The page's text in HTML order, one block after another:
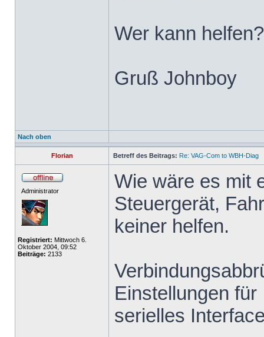
Wer kann helfen?
Gruß Johnboy
Nach oben
Florian Betreff des Beitrags: Re: VAG-Com to WBH-Diag
Administrator
Registriert: Mittwoch 6.
Oktober 2004, 09:52
Beiträge: 2133
Wie wäre es mit
Steuergerät,
keiner helfen.
Einstellungen
serielles